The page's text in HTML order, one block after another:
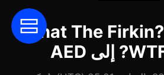
حاسبة تبديل What The Firkin?